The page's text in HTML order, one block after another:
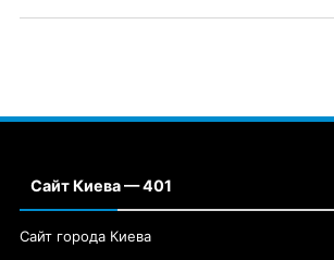
Сайт Киева — 401
Сайт города Киева